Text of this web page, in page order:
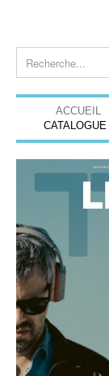
ACCUEIL
CATALOGUE